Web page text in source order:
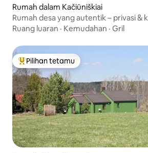
Rumah dalam Kačiūniškiai
Rumah desa yang autentik – privasi &
Ruang luaran · Kemudahan · Gril
Pilihan utama tetamu
Pilihan tetamu